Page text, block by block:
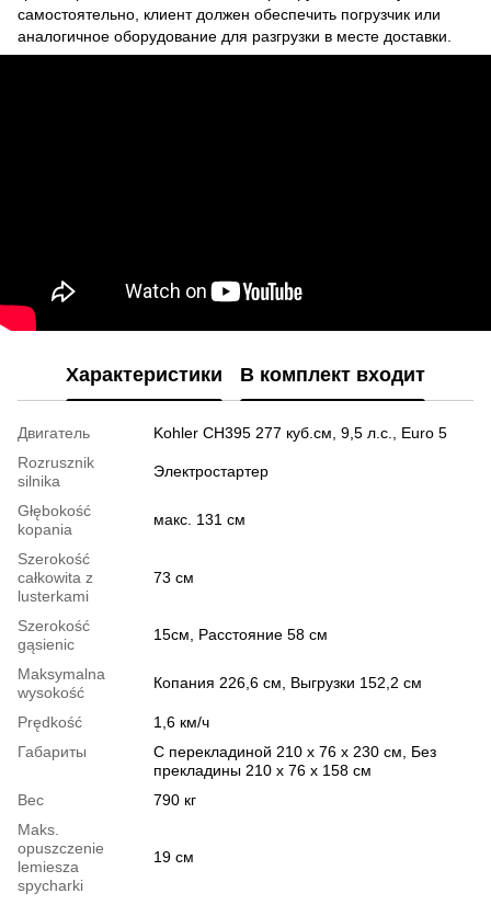
самостоятельно, клиент должен обеспечить погрузчик или
аналогичное оборудование для разгрузки в месте доставки.
Характеристики В комплект входит
Двигатель
Kohler CH395 277 куб.см, 9,5 л.с., Euro 5
Rozrusznik
silnika
Электростартер
Głębokość
kopania
макс. 131 cм
Szerokość
całkowita z
lusterkami
73 см
Szerokość
gąsienic
15cм, Расстояние 58 cм
Maksymalna
wysokość
Копания 226,6 cм, Выгрузки 152,2 cм
Prędkość
1,6 км/ч
Габариты
С перекладиной 210 x 76 x 230 см, Без
прекладины 210 x 76 x 158 cм
Вес
790 кг
Maks.
opuszczenie
lemiesza
spycharki
19 см